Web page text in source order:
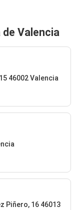
de Valencia
46002 Valencia
Piñero, 16 46013